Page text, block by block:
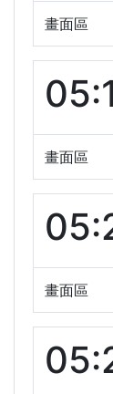
畫面區
畫面區
畫面區